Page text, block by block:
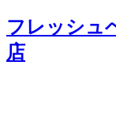
フレッシュ
店